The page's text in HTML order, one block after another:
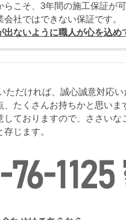
らこそ、3年間の施工保証が
社ではできない保証です。
ないように職人が心を込め
ただければ、誠心誠意対応
、たくさんお持ちかと思いま
しておりますので、ささい
じます。